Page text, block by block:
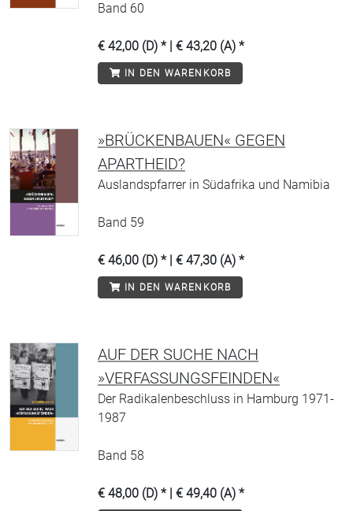
Band 60
€ 42,00 (D) * | € 43,20 (A) *
IN DEN WARENKORB
»BRÜCKENBAUEN« GEGEN
APARTHEID?
Auslandspfarrer in Südafrika und Namibia
Band 59
€ 46,00 (D) * | € 47,30 (A) *
IN DEN WARENKORB
AUF DER SUCHE NACH
»VERFASSUNGSFEINDEN«
Der Radikalenbeschluss in Hamburg 1971-
1987
Band 58
€ 48,00 (D) * | € 49,40 (A) *